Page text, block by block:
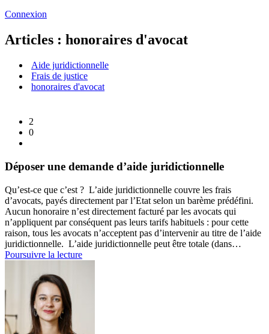
Connexion
Articles : honoraires d'avocat
Aide juridictionnelle
Frais de justice
honoraires d'avocat
2
0
Déposer une demande d’aide juridictionnelle
Qu’est-ce que c’est ? L’aide juridictionnelle couvre les frais
d’avocats, payés directement par l’Etat selon un barème prédéfini.
Aucun honoraire n’est directement facturé par les avocats qui
n’appliquent par conséquent pas leurs tarifs habituels : pour cette
raison, tous les avocats n’acceptent pas d’intervenir au titre de l’aide
juridictionnelle. L’aide juridictionnelle peut être totale (dans…
Poursuivre la lectureDéposer